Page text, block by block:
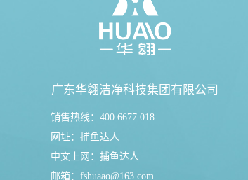
广东华翱洁净科技集团有限公司
销售热线：400 6677 018
网址： 捕鱼达人
中文上网： 捕鱼达人
邮箱： fshuaao@163.com